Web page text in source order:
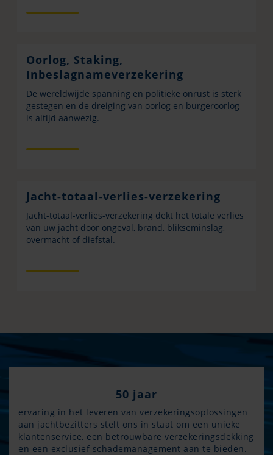
Oorlog, Staking,
Inbeslagnameverzekering
De wereldwijde spanning en politieke onrust is sterk
gestegen en de dreiging van oorlog en burgeroorlog
is altijd aanwezig.
Jacht-totaal-verlies-verzekering
Jacht-totaal-verlies-verzekering dekt het totale verlies
van uw jacht door ongeval, brand, blikseminslag,
overmacht of diefstal.
50 jaar
ervaring in het leveren van verzekeringsoplossingen
aan jachtbezitters stelt ons in staat om een unieke
klantenservice, een betrouwbare verzekeringsdekking
en een exclusief schademanagement aan te bieden.